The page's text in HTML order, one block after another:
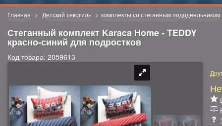
Главная Детский текстиль комплекты со стеганным пододеяльником
Стеганный комплект Karaca Home - TEDDY
красно-синий для подростков
Код товара: 2059613